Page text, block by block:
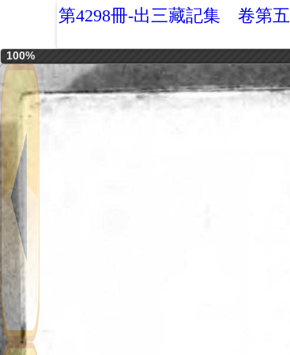
第4298冊-出三藏記集 卷第五
100%